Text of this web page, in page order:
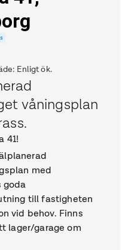
Enligt ök.
våningsplan
41!
med
goda
till fastigheten
vid behov. Finns
lager/garage om